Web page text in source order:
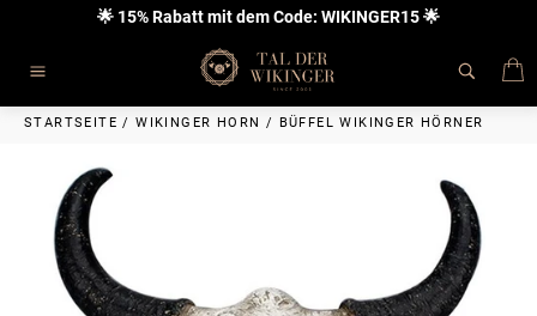
Inhalt
🌟 15% Rabatt mit dem Code: WIKINGER15 🌟
STARTSEITE /WIKINGER HORN / BÜFFEL WIKINGER HÖRNER